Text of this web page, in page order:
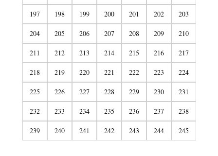
197 198 199 200 201 202 203
204 205 206 207 208 209 210
211 212 213 214 215 216 217
218 219 220 221 222 223 224
225 226 227 228 229 230 231
232 233 234 235 236 237 238
239 240 241 242 243 244 245